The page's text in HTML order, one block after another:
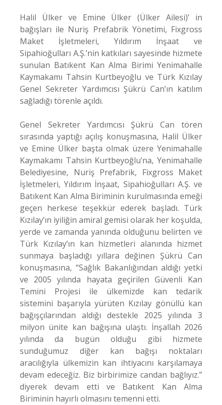
Halil Ülker ve Emine Ülker (Ülker Ailesi)’ in
bağışları ile Nuriş Prefabrik Yönetimi, Fixgross
Maket İşletmeleri, Yıldırım İnşaat ve
Sipahioğulları A.Ş.’nin katkıları sayesinde hizmete
sunulan Batıkent Kan Alma Birimi Yenimahalle
Kaymakamı Tahsin Kurtbeyoğlu ve Türk Kızılay
Genel Sekreter Yardımcısı Şükrü Can’ın katılım
sağladığı törenle açıldı.
Genel Sekreter Yardımcısı Şükrü Can tören
sırasında yaptığı açılış konuşmasına, Halil Ülker
ve Emine Ülker başta olmak üzere Yenimahalle
Kaymakamı Tahsin Kurtbeyoğlu’na, Yenimahalle
Belediyesine, Nuriş Prefabrik, Fixgross Maket
İşletmeleri, Yıldırım İnşaat, Sipahioğulları A.Ş. ve
Batıkent Kan Alma Biriminin kurulmasında emeği
geçen herkese teşekkür ederek başladı. Türk
Kızılay’ın iyiliğin amiral gemisi olarak her koşulda,
yerde ve zamanda yanında olduğunu belirten ve
Türk Kızılay’ın kan hizmetleri alanında hizmet
sunmaya başladığı yıllara değinen Şükrü Can
konuşmasına, “Sağlık Bakanlığından aldığı yetki
ve 2005 yılında hayata geçirilen Güvenli Kan
Temini Projesi ile ülkemizde kan tedarik
sistemini başarıyla yürüten Kızılay gönüllü kan
bağışçılarından aldığı destekle 2025 yılında 3
milyon ünite kan bağışına ulaştı. İnşallah 2026
yılında da bugün olduğu gibi hizmete
sunduğumuz diğer kan bağışı noktaları
aracılığıyla ülkemizin kan ihtiyacını karşılamaya
devam edeceğiz. Biz birbirimize candan bağlıyız.”
diyerek devam etti ve Batıkent Kan Alma
Biriminin hayırlı olmasını temenni etti.